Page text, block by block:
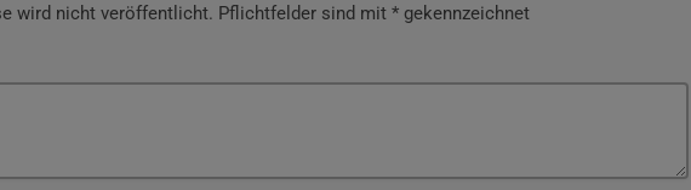
wird nicht veröffentlicht. Pflichtfelder sind mit * gekennzeichnet